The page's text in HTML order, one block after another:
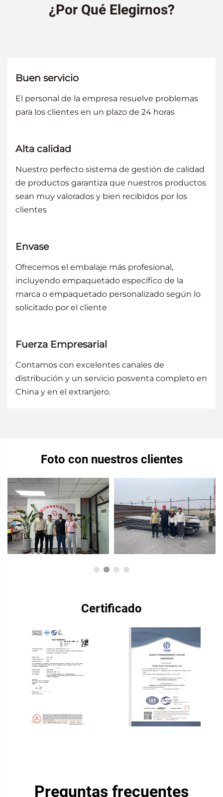
¿Por Qué Elegirnos?
Buen servicio
El personal de la empresa resuelve problemas
para los clientes en un plazo de 24 horas
Alta calidad
Nuestro perfecto sistema de gestión de calidad
de productos garantiza que nuestros productos
sean muy valorados y bien recibidos por los
clientes
Envase
Ofrecemos el embalaje más profesional,
incluyendo empaquetado específico de la
marca o empaquetado personalizado según lo
solicitado por el cliente
Fuerza Empresarial
Contamos con excelentes canales de
distribución y un servicio posventa completo en
China y en el extranjero.
Foto con nuestros clientes
Certificado
Preguntas frecuentes